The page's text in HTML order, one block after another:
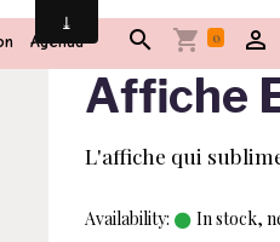
Agenda 0
Affiche
L'affiche qui
Availability: In stock,